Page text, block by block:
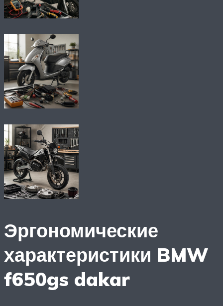
Эргономические
характеристики BMW
f650gs dakar